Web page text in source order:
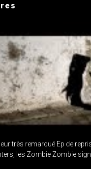
très remarqué Ep de
les Zombie Zombie